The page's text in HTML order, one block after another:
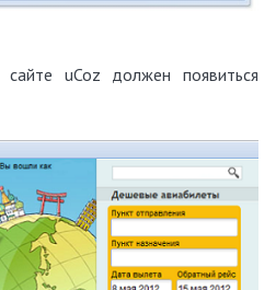
uCoz должен появиться